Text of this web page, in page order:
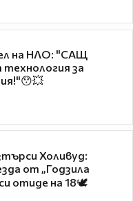
на НЛО: "САЩ
за
Холивуд:
от „Годзила
отиде на 18🕊️